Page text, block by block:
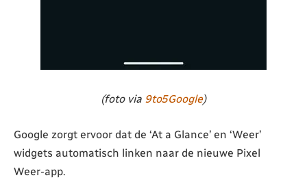
(foto via 9to5Google)
Google zorgt ervoor dat de ‘At a Glance’ en ‘Weer’
widgets automatisch linken naar de nieuwe Pixel
Weer-app.